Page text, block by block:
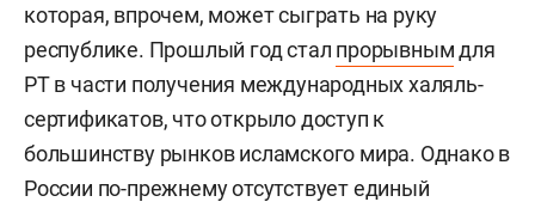
которая, впрочем, может сыграть на руку
республике. Прошлый год стал прорывнымдля
РТ в части получения международных халяль-
сертификатов, что открыло доступ к
большинству рынков исламского мира. Однако в
России по-прежнему отсутствует единый